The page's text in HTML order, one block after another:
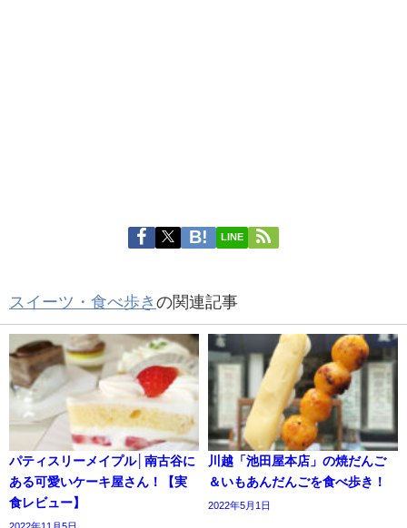
LINE
スイーツ・食べ歩き の関連記事
パティスリーメイプル│南古谷に
ある可愛いケーキ屋さん！【実
食レビュー】
川越「池田屋本店」の焼だんご
＆いもあんだんごを食べ歩き！
2022年5月1日